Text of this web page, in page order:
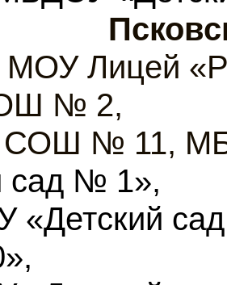
МОУ Лицей
№ 2,
№ 11,
сад № 1»,
«Детский